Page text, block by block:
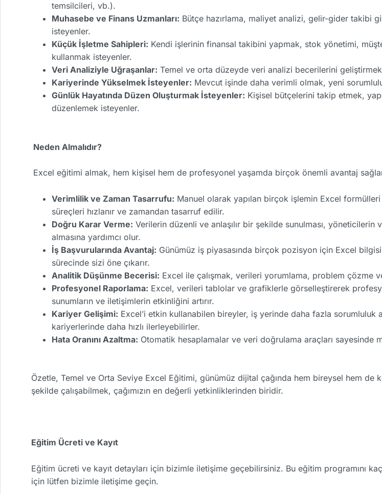
temsilcileri, vb.).
Muhasebe ve Finans Uzmanları: Bütçe hazırlama, maliyet analizi, gelir-gider takibi
isteyenler.
Küçük İşletme Sahipleri: Kendi işlerinin finansal takibini yapmak, stok yönetimi,
kullanmak isteyenler.
Veri Analiziyle Uğraşanlar: Temel ve orta düzeyde veri analizi becerilerini
Kariyerinde Yükselmek İsteyenler: Mevcut işinde daha verimli olmak, yeni
Günlük Hayatında Düzen Oluşturmak İsteyenler: Kişisel bütçelerini takip etmek,
düzenlemek isteyenler.
Neden Almalıdır?
Excel eğitimi almak, hem kişisel hem de profesyonel yaşamda birçok önemli avantaj
Verimlilik ve Zaman Tasarrufu: Manuel olarak yapılan birçok işlemin Excel
süreçleri hızlanır ve zamandan tasarruf edilir.
Doğru Karar Verme: Verilerin düzenli ve anlaşılır bir şekilde sunulması,
almasına yardımcı olur.
İş Başvurularında Avantaj: Günümüz iş piyasasında birçok pozisyon için Excel
sürecinde sizi öne çıkarır.
Analitik Düşünme Becerisi: Excel ile çalışmak, verileri yorumlama, problem çözme
Profesyonel Raporlama: Excel, verileri tablolar ve grafiklerle görselleştirerek
sunumların ve iletişimlerin etkinliğini artırır.
Kariyer Gelişimi: Excel’i etkin kullanabilen bireyler, iş yerinde daha fazla
kariyerlerinde daha hızlı ilerleyebilirler.
Hata Oranını Azaltma: Otomatik hesaplamalar ve veri doğrulama araçları sayesinde
Özetle, Temel ve Orta Seviye Excel Eğitimi, günümüz dijital çağında hem bireysel hem de
şekilde çalışabilmek, çağımızın en değerli yetkinliklerinden biridir.
Eğitim Ücreti ve Kayıt
Eğitim ücreti ve kayıt detayları için bizimle iletişime geçebilirsiniz. Bu eğitim programını
için lütfen bizimle iletişime geçin.